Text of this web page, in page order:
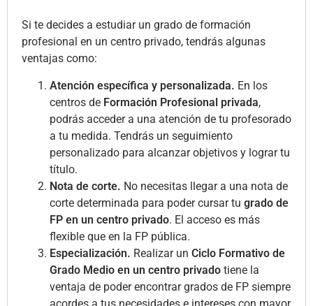
Si te decides a estudiar un grado de formación
profesional en un centro privado, tendrás algunas
ventajas como:
Atención específica y personalizada. En los
centros de Formación Profesional privada,
podrás acceder a una atención de tu profesorado
a tu medida. Tendrás un seguimiento
personalizado para alcanzar objetivos y lograr tu
título.
Nota de corte. No necesitas llegar a una nota de
corte determinada para poder cursar tu grado de
FP en un centro privado. El acceso es más
flexible que en la FP pública.
Especialización. Realizar un Ciclo Formativo de
Grado Medio en un centro privado tiene la
ventaja de poder encontrar grados de FP siempre